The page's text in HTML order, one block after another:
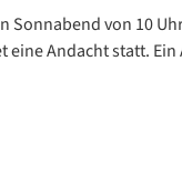
Sonnabend von 10
eine Andacht statt.